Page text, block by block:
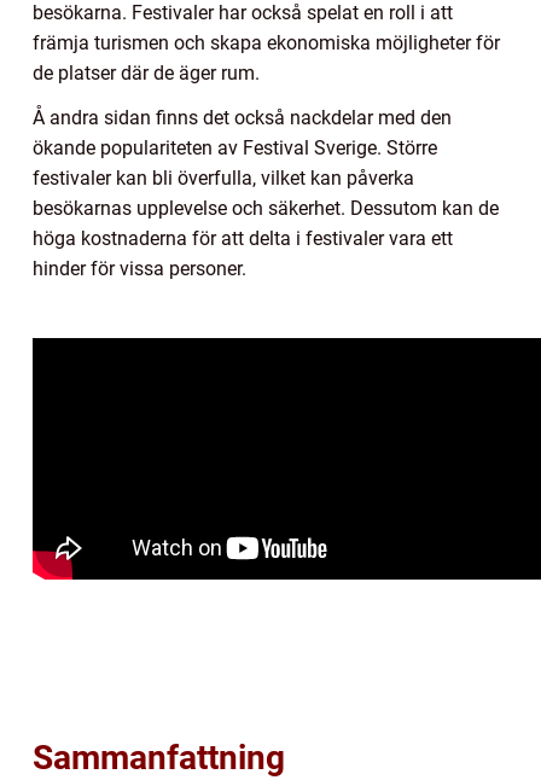
besökarna. Festivaler har också spelat en roll i att
främja turismen och skapa ekonomiska möjligheter för
de platser där de äger rum.
Å andra sidan finns det också nackdelar med den
ökande populariteten av Festival Sverige. Större
festivaler kan bli överfulla, vilket kan påverka
besökarnas upplevelse och säkerhet. Dessutom kan de
höga kostnaderna för att delta i festivaler vara ett
hinder för vissa personer.
Sammanfattning